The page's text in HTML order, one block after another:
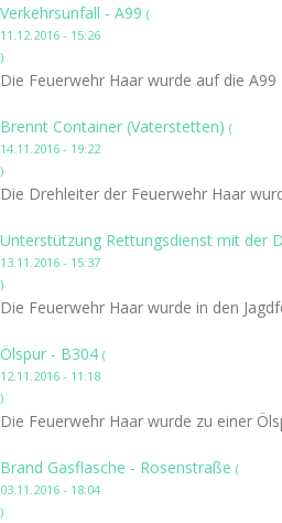
Verkehrsunfall - A99 (
11.12.2016 - 15:26
)
Die Feuerwehr Haar wurde auf die
Brennt Container (Vaterstetten) (
14.11.2016 - 19:22
)
Die Drehleiter der Feuerwehr Haar
Unterstützung Rettungsdienst mit der
13.11.2016 - 15:37
)
Die Feuerwehr Haar wurde in den
Ölspur - B304 (
12.11.2016 - 11:18
)
Die Feuerwehr Haar wurde zu einer
Brand Gasflasche - Rosenstraße (
03.11.2016 - 18:04
)